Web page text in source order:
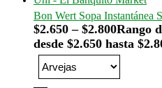
Bon Wert Sopa Instantánea
$2.650 – $2.800Rango
desde $2.650 hasta